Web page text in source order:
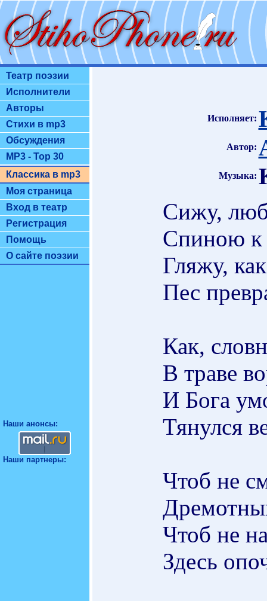
Театр поэзии
Исполнители
Авторы
Стихи в mp3
Обсуждения
MP3 - Top 30
Классика в mp3
Моя страница
Вход в театр
Регистрация
Помощь
О сайте поэзии
Наши анонсы:
Наши партнеры:
Исполняет:
Автор:
Музыка:
Сижу,
Спиною к
Гляжу,
Пес
Как,
В траве
И Бога
Тянулся
Чтоб не
Чтоб не
Здесь